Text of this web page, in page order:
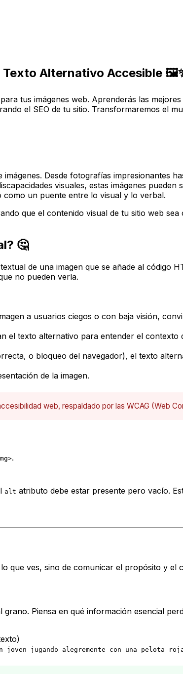
Texto Alternativo Accesible
tus imágenes web. Aprenderás las
el SEO de tu sitio. Transformaremos el
Desde fotografías impresionantes
visuales, estas imágenes
como un puente entre lo visual y lo verbal.
que el contenido visual de tu sitio web
🤔
de una imagen que se añade al código
no pueden verla.
a usuarios ciegos o con baja visión,
el texto alternativo para entender el contexto
o bloqueo del navegador), el texto
de la imagen.
web, respaldado por las WCAG (Web
.
alt atributo debe estar presente pero vacío.
que ves, sino de comunicar el propósito y el
Piensa en qué información esencial
jugando alegremente con una pelota